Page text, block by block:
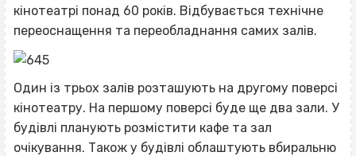
кінотеатрі понад 60 років. Відбувається технічне
переоснащення та переобладнання самих залів.
Один із трьох залів розташують на другому поверсі
кінотеатру. На першому поверсі буде ще два зали. У
будівлі планують розмістити кафе та зал
очікування. Також у будівлі облаштують вбиральню